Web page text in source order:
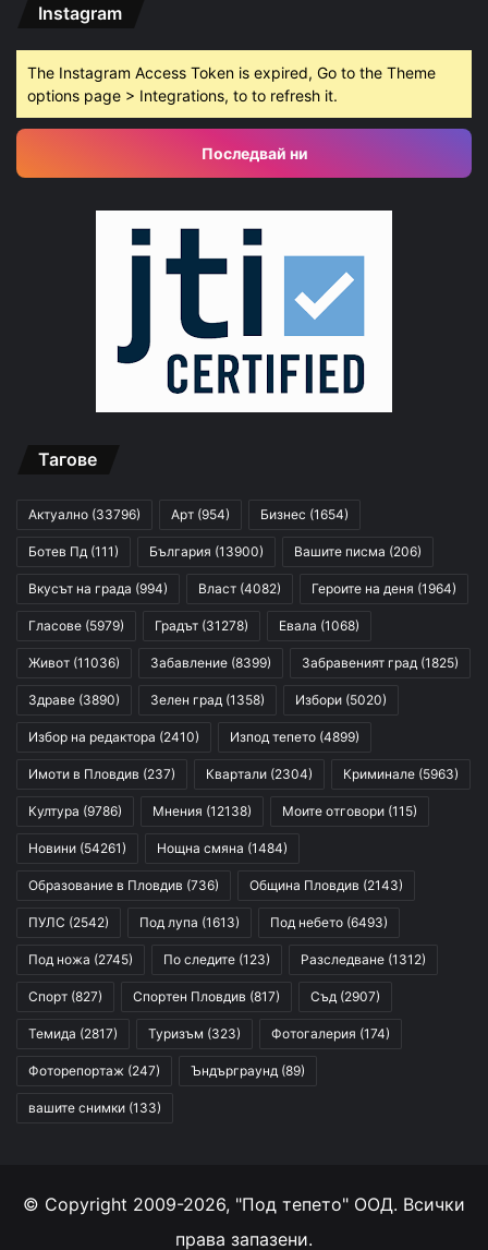
Instagram
The Instagram Access Token is expired, Go to the Theme
options page > Integrations, to to refresh it.
Последвай ни
Тагове
Актуално (33796) Арт (954) Бизнес (1654)
Ботев Пд (111) България (13900) Вашите писма (206)
Вкусът на града (994) Власт (4082) Героите на деня (1964)
Гласове (5979) Градът (31278) Евала (1068)
Живот (11036) Забавление (8399) Забравеният град (1825)
Здраве (3890) Зелен град (1358) Избори (5020)
Избор на редактора (2410) Изпод тепето (4899)
Имоти в Пловдив (237) Квартали (2304) Криминале (5963)
Култура (9786) Мнения (12138) Моите отговори (115)
Новини (54261) Нощна смяна (1484)
Образование в Пловдив (736) Община Пловдив (2143)
ПУЛС (2542) Под лупа (1613) Под небето (6493)
Под ножа (2745) По следите (123) Разследване (1312)
Спорт (827) Спортен Пловдив (817) Съд (2907)
Темида (2817) Туризъм (323) Фотогалерия (174)
Фоторепортаж (247) Ъндърграунд (89)
вашите снимки (133)
© Copyright 2009-2026, "Под тепето" ООД. Всички
права запазени.